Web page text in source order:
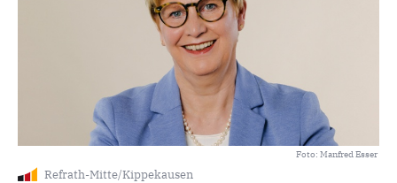
Foto: Manfred Esser
Refrath-Mitte/Kippekausen